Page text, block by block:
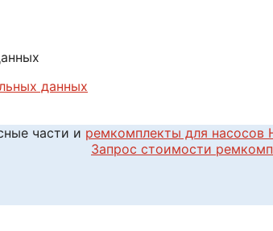
данных
части и ремкомплекты для насосов
Запрос стоимости